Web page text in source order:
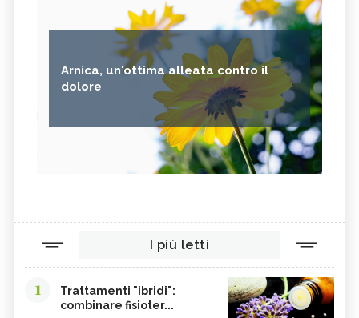
Arnica, un'ottima alleata contro il
dolore
I più letti
1
Trattamenti "ibridi":
combinare fisioter...